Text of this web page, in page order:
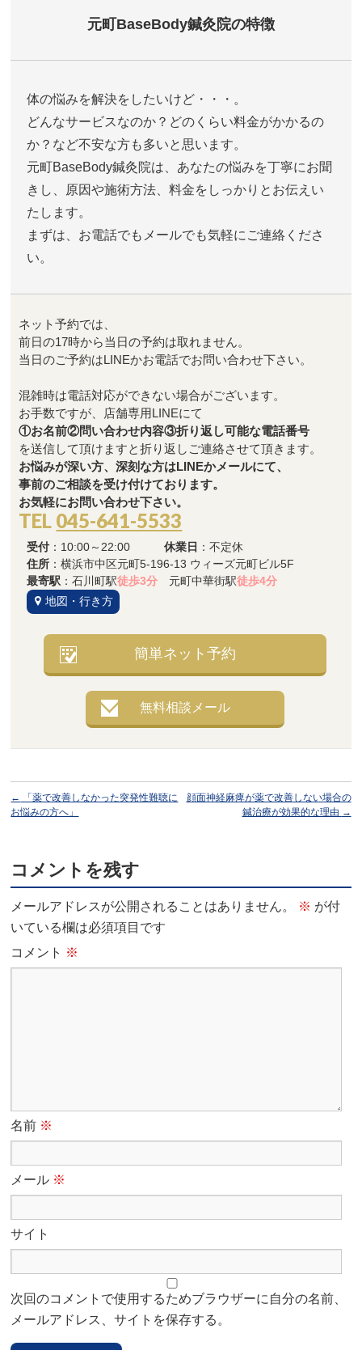
元町BaseBody鍼灸院の特徴
体の悩みを解決をしたいけど・・・。
どんなサービスなのか？どのくらい料金がかかるの
か？など不安な方も多いと思います。
元町BaseBody鍼灸院は、あなたの悩みを丁寧にお聞
きし、原因や施術方法、料金をしっかりとお伝えい
たします。
まずは、お電話でもメールでも気軽にご連絡くださ
い。
ネット予約では、
前日の17時から当日の予約は取れません。
当日のご予約はLINEかお電話でお問い合わせ下さい。
混雑時は電話対応ができない場合がございます。
お手数ですが、店舗専用LINEにて
①お名前②問い合わせ内容③折り返し可能な電話番号
を送信して頂けますと折り返しご連絡させて頂きます。
お悩みが深い方、深刻な方はLINEかメールにて、
事前のご相談を受け付けております。
お気軽にお問い合わせ下さい。
TEL 045-641-5533
受付 ：10:00～22:00休業日 ：不定休
住所 ：横浜市中区元町5-196-13 ウィーズ元町ビル5F
最寄駅 ：石川町駅徒歩3分 元町中華街駅徒歩4分
地図・行き方
簡単ネット予約
無料相談メール
←
「薬で改善しなかった突発性難聴に
お悩みの方へ」
顔面神経麻痺が薬で改善しない場合の
鍼治療が効果的な理由 →
コメントを残す
メールアドレスが公開されることはありません。 ※ が付
いている欄は必須項目です
コメント ※
名前 ※
メール ※
サイト
次回のコメントで使用するためブラウザーに自分の名前、
メールアドレス、サイトを保存する。